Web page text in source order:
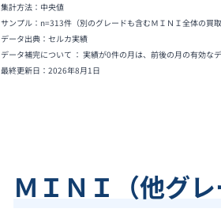
集計方法：中央値
サンプル：n=313件 （別のグレードも含むＭＩＮＩ全体の買
データ出典：セルカ実績
データ補完について ： 実績が0件の月は、前後の月の有効な
最終更新日： 2026年8月1日
ＭＩＮＩ（他グ